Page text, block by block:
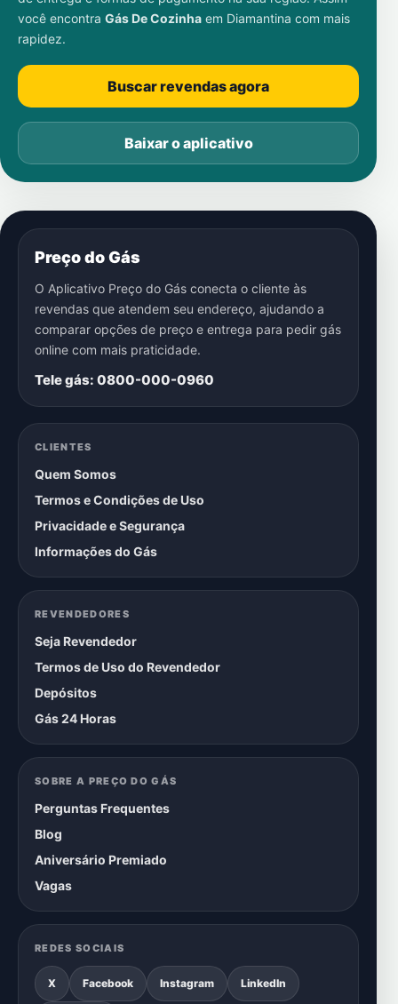
você encontra Gás De Cozinha em Diamantina com mais
rapidez.
Buscar revendas agora
Baixar o aplicativo
Preço do Gás
O Aplicativo Preço do Gás conecta o cliente às
revendas que atendem seu endereço, ajudando a
comparar opções de preço e entrega para pedir gás
online com mais praticidade.
Tele gás: 0800-000-0960
CLIENTES
Quem Somos
Termos e Condições de Uso
Privacidade e Segurança
Informações do Gás
REVENDEDORES
Seja Revendedor
Termos de Uso do Revendedor
Depósitos
Gás 24 Horas
SOBRE A PREÇO DO GÁS
Perguntas Frequentes
Blog
Aniversário Premiado
Vagas
REDES SOCIAIS
X Facebook Instagram LinkedIn